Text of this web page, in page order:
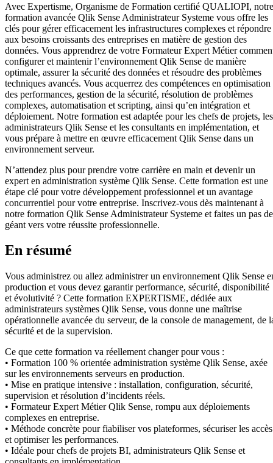
Avec Expertisme, Organisme de Formation certifié QUALIOPI, notre
formation avancée Qlik Sense Administrateur Systeme vous offre les
clés pour gérer efficacement les infrastructures complexes et répondre
aux besoins croissants des entreprises en matière de gestion des
données. Vous apprendrez de votre Formateur Expert Métier
configurer et maintenir l’environnement Qlik Sense de manière
optimale, assurer la sécurité des données et résoudre des problèmes
techniques avancés. Vous acquerrez des compétences en optimisation
des performances, gestion de la sécurité, résolution de problèmes
complexes, automatisation et scripting, ainsi qu’en intégration et
déploiement. Notre formation est adaptée pour les chefs de projets, les
administrateurs Qlik Sense et les consultants en implémentation, et
vous prépare à mettre en œuvre efficacement Qlik Sense dans un
environnement serveur.
N’attendez plus pour prendre votre carrière en main et devenir un
expert en administration système Qlik Sense. Cette formation est une
étape clé pour votre développement professionnel et un avantage
concurrentiel pour votre entreprise. Inscrivez-vous dès maintenant à
notre formation Qlik Sense Administrateur Systeme et faites un pas de
géant vers votre réussite professionnelle.
En résumé
Vous administrez ou allez administrer un environnement Qlik Sense
production et vous devez garantir performance, sécurité, disponibilité
et évolutivité ? Cette formation EXPERTISME, dédiée aux
administrateurs systèmes Qlik Sense, vous donne une maîtrise
opérationnelle avancée du serveur, de la console de management, de
sécurité et de la supervision.
Ce que cette formation va réellement changer pour vous :
• Formation 100 % orientée administration système Qlik Sense, axée
sur les environnements serveurs en production.
• Mise en pratique intensive : installation, configuration, sécurité,
supervision et résolution d’incidents réels.
• Formateur Expert Métier Qlik Sense, rompu aux déploiements
complexes en entreprise.
• Méthode concrète pour fiabiliser vos plateformes, sécuriser les accès
et optimiser les performances.
• Idéale pour chefs de projets BI, administrateurs Qlik Sense et